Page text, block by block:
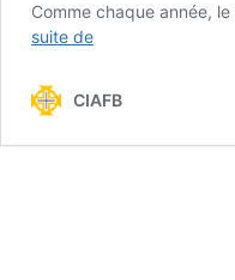
Comme chaque année,
suite deAntonio
CIAFB